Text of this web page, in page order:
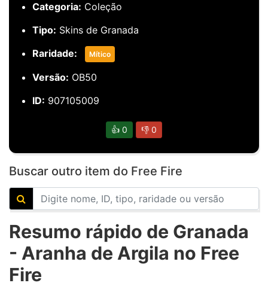
Categoria: Coleção
Tipo: Skins de Granada
Raridade:
Mítico
Versão: OB50
ID: 907105009
👍 0 👎 0
Buscar outro item do Free Fire
Resumo rápido de Granada
- Aranha de Argila no Free
Fire